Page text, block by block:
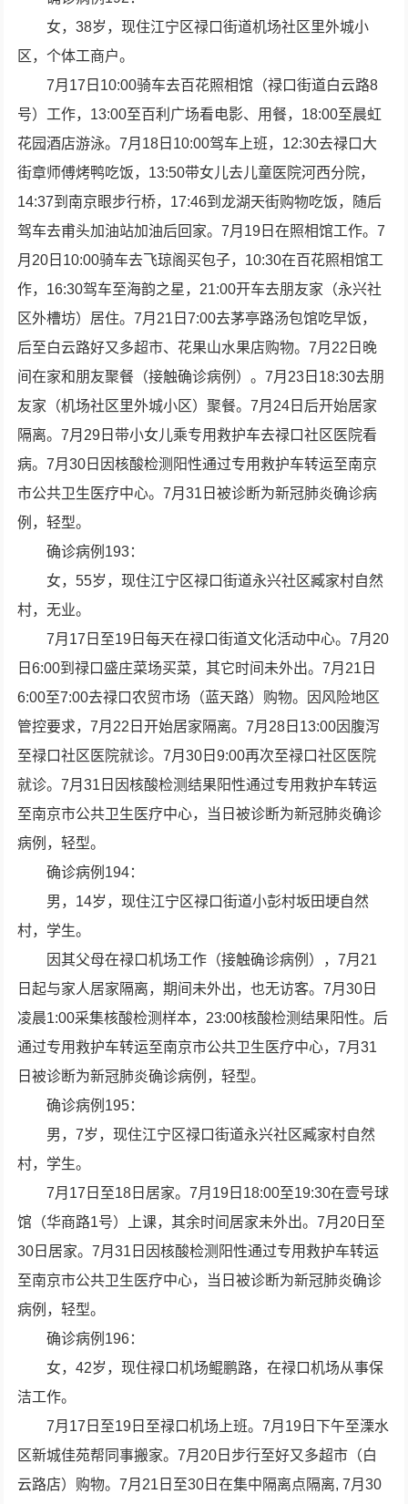
女，38岁，现住江宁区禄口街道机场社区里外城小
区，个体工商户。
7月17日10:00骑车去百花照相馆（禄口街道白云路8
号）工作，13:00至百利广场看电影、用餐，18:00至晨虹
花园酒店游泳。7月18日10:00驾车上班，12:30去禄口大
街章师傅烤鸭吃饭，13:50带女儿去儿童医院河西分院，
14:37到南京眼步行桥，17:46到龙湖天街购物吃饭，随后
驾车去甫头加油站加油后回家。7月19日在照相馆工作。7
月20日10:00骑车去飞琼阁买包子，10:30在百花照相馆工
作，16:30驾车至海韵之星，21:00开车去朋友家（永兴社
区外槽坊）居住。7月21日7:00去茅亭路汤包馆吃早饭，
后至白云路好又多超市、花果山水果店购物。7月22日晚
间在家和朋友聚餐（接触确诊病例）。7月23日18:30去朋
友家（机场社区里外城小区）聚餐。7月24日后开始居家
隔离。7月29日带小女儿乘专用救护车去禄口社区医院看
病。7月30日因核酸检测阳性通过专用救护车转运至南京
市公共卫生医疗中心。7月31日被诊断为新冠肺炎确诊病
例，轻型。
确诊病例193：
女，55岁，现住江宁区禄口街道永兴社区臧家村自然
村，无业。
7月17日至19日每天在禄口街道文化活动中心。7月20
日6:00到禄口盛庄菜场买菜，其它时间未外出。7月21日
6:00至7:00去禄口农贸市场（蓝天路）购物。因风险地区
管控要求，7月22日开始居家隔离。7月28日13:00因腹泻
至禄口社区医院就诊。7月30日9:00再次至禄口社区医院
就诊。7月31日因核酸检测结果阳性通过专用救护车转运
至南京市公共卫生医疗中心，当日被诊断为新冠肺炎确诊
病例，轻型。
确诊病例194：
男，14岁，现住江宁区禄口街道小彭村坂田埂自然
村，学生。
因其父母在禄口机场工作（接触确诊病例），7月21
日起与家人居家隔离，期间未外出，也无访客。7月30日
凌晨1:00采集核酸检测样本，23:00核酸检测结果阳性。后
通过专用救护车转运至南京市公共卫生医疗中心，7月31
日被诊断为新冠肺炎确诊病例，轻型。
确诊病例195：
男，7岁，现住江宁区禄口街道永兴社区臧家村自然
村，学生。
7月17日至18日居家。7月19日18:00至19:30在壹号球
馆（华商路1号）上课，其余时间居家未外出。7月20日至
30日居家。7月31日因核酸检测阳性通过专用救护车转运
至南京市公共卫生医疗中心，当日被诊断为新冠肺炎确诊
病例，轻型。
确诊病例196：
女，42岁，现住禄口机场鲲鹏路，在禄口机场从事保
洁工作。
7月17日至19日至禄口机场上班。7月19日下午至溧水
区新城佳苑帮同事搬家。7月20日步行至好又多超市（白
云路店）购物。7月21日至30日在集中隔离点隔离, 7月30